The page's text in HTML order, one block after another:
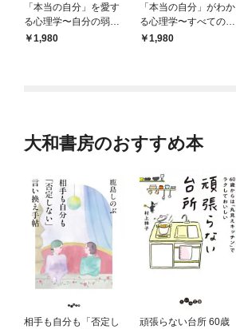
「本当の自分」を愛す
る心理学〜自分の弱さ
を受け入れる
1,980
「本当の自分」がわか
る心理学〜すべての悩
みを解決する鍵は自分
1,980
大和書房のおすすめ本
相手も自分も「否定し
頑張らない台所 60歳